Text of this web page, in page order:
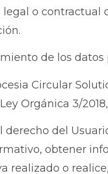
o contractual
de los datos
Circular
Orgánica 3/
derecho del
obtener
realizado o